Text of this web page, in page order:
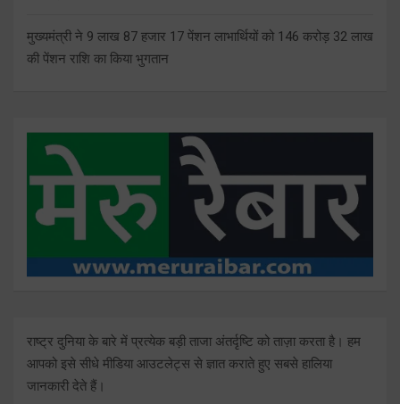
मुख्यमंत्री ने 9 लाख 87 हजार 17 पेंशन लाभार्थियों को 146 करोड़ 32 लाख
की पेंशन राशि का किया भुगतान
राष्ट्र दुनिया के बारे में प्रत्येक बड़ी ताजा अंतर्दृष्टि को ताज़ा करता है। हम
आपको इसे सीधे मीडिया आउटलेट्स से ज्ञात कराते हुए सबसे हालिया
जानकारी देते हैं।